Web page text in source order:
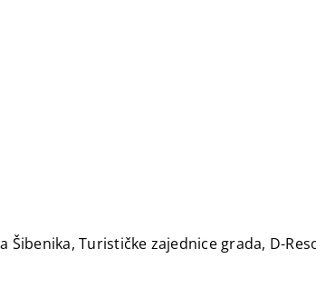
Turističke zajednice grada, D-